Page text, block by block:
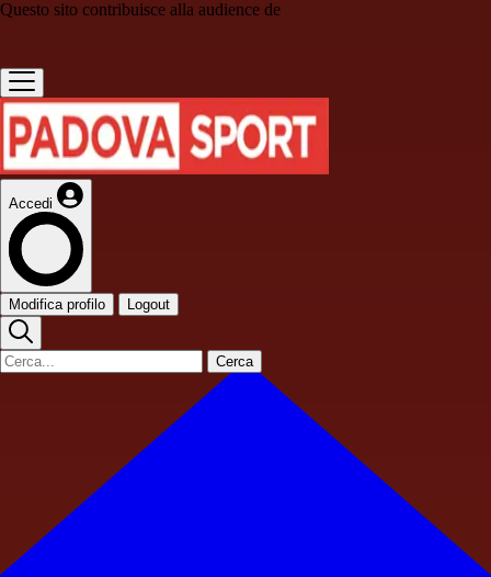
Questo sito contribuisce alla audience de
Accedi
Modifica profilo Logout
Cerca